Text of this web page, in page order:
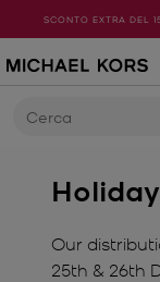
SCONTO EXTRA DEL
Cerca
Our
25th & 26th